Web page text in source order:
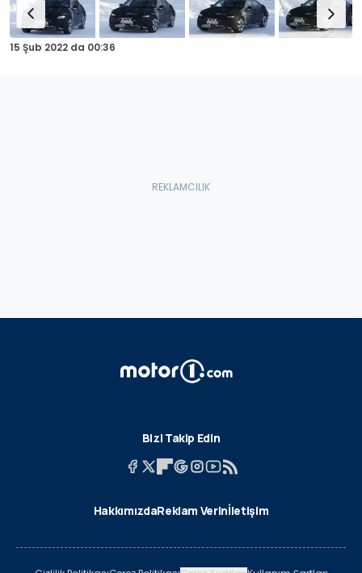
15 Şub 2022 da 00:36
Bizi Takip Edin
HakkımızdaReklam Verinİletişim